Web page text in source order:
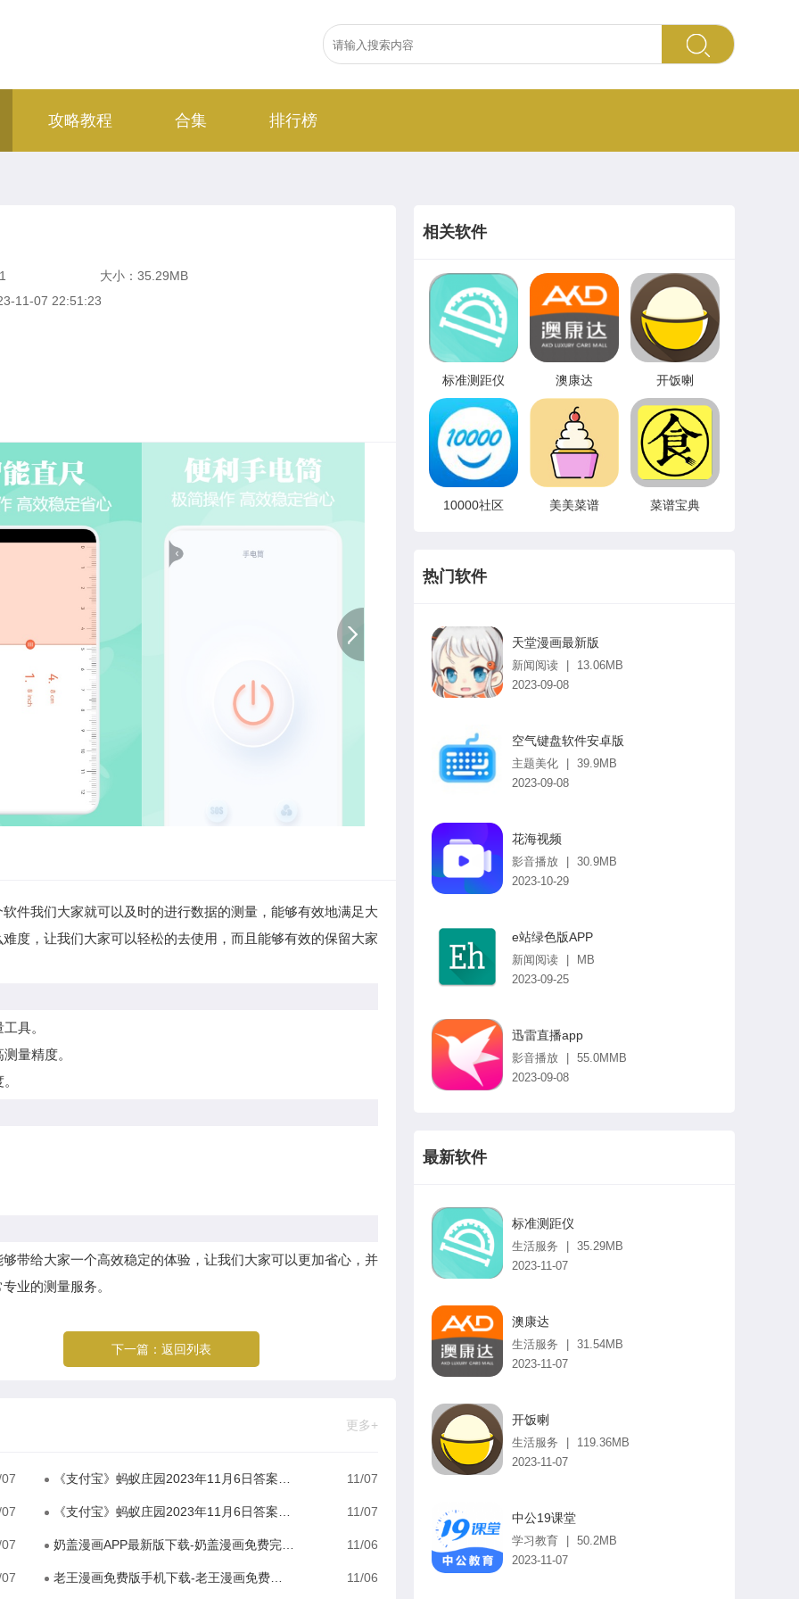
攻略教程 合集 排行榜
大小：35.29MB
11-07 22:51:23
件我们大家就可以及时的进行数据的测量，能够有效地满足大
度，让我们大家可以轻松的去使用，而且能够有效的保留大家
具。
量精度。
带给大家一个高效稳定的体验，让我们大家可以更加省心，并
业的测量服务。
下一篇： 返回列表
更多+
《支付宝》蚂蚁庄园2023年11月6日答案分享 11/07
《支付宝》蚂蚁庄园2023年11月6日答案是什么 11/07
奶盖漫画APP最新版下载-奶盖漫画免费完整版下载 11/06
老王漫画免费版手机下载-老王漫画免费版安卓下载 11/06
相关软件
标准测距仪 澳康达 开饭喇
10000社区 美美菜谱 菜谱宝典
热门软件
天堂漫画最新版
新闻阅读
13.06MB
2023-09-08
空气键盘软件安卓版
主题美化
39.9MB
2023-09-08
花海视频
影音播放
30.9MB
2023-10-29
e站绿色版APP
新闻阅读
MB
2023-09-25
迅雷直播app
影音播放
55.0MMB
2023-09-08
最新软件
标准测距仪
生活服务
35.29MB
2023-11-07
澳康达
生活服务
31.54MB
2023-11-07
开饭喇
生活服务
119.36MB
2023-11-07
中公19课堂
学习教育
50.2MB
2023-11-07